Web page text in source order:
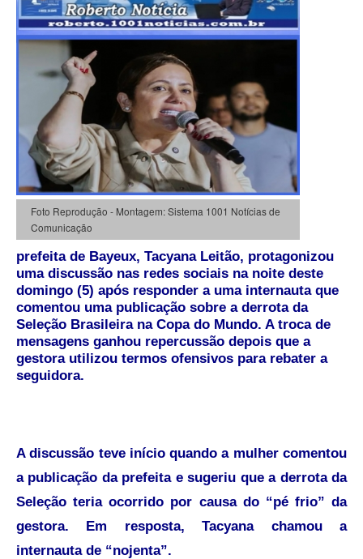
Foto Reprodução - Montagem: Sistema 1001 Notícias de
Comunicação
prefeita de Bayeux, Tacyana Leitão, protagonizou
uma discussão nas redes sociais na noite deste
domingo (5) após responder a uma internauta que
comentou uma publicação sobre a derrota da
Seleção Brasileira na Copa do Mundo. A troca de
mensagens ganhou repercussão depois que a
gestora utilizou termos ofensivos para rebater a
seguidora.
A discussão teve início quando a mulher comentou
a publicação da prefeita e sugeriu que a derrota da
Seleção teria ocorrido por causa do “pé frio” da
gestora. Em resposta, Tacyana chamou a
internauta de “nojenta”.